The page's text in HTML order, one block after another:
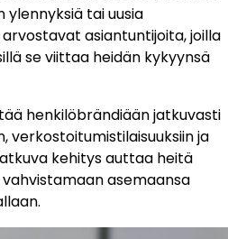
ylennyksiä tai uusia
asiantuntijoita, joilla
se viittaa heidän kykyynsä
henkilöbrändiään jatkuvasti
verkostoitumistilaisuuksiin ja
kehitys auttaa heitä
asemaansa